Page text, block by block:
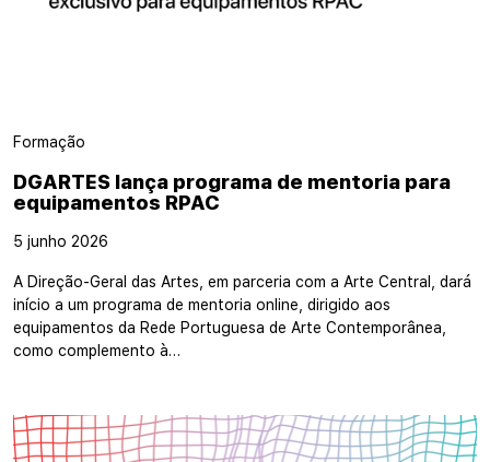
Formação
DGARTES lança programa de mentoria para
equipamentos RPAC
5 junho 2026
A Direção-Geral das Artes, em parceria com a Arte Central, dará
início a um programa de mentoria online, dirigido aos
equipamentos da Rede Portuguesa de Arte Contemporânea,
como complemento à…